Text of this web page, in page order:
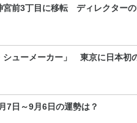
前3丁目に移転 ディレクターの
シューメーカー」 東京に日本初
7日～9月6日の運勢は？